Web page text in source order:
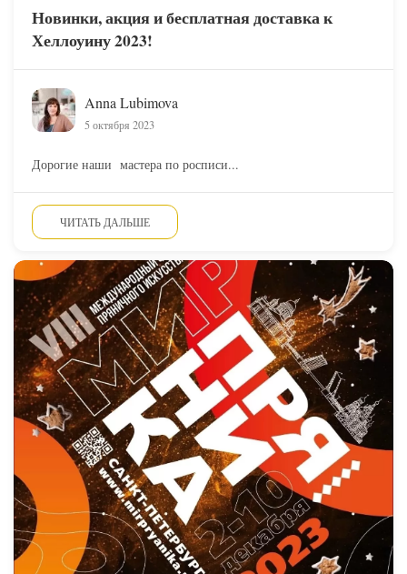
Новинки, акция и бесплатная доставка к
Хеллоуину 2023!
Anna Lubimova
5 октября 2023
Дорогие наши мастера по росписи...
ЧИТАТЬ ДАЛЬШЕ